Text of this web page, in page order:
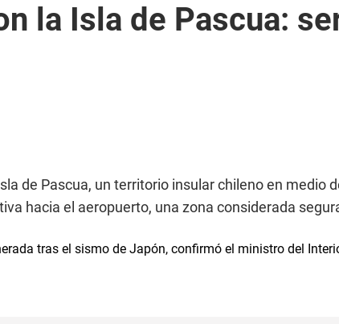
la Isla de Pascua:
de Pascua, un territorio insular chileno en medio
hacia el aeropuerto, una zona considerada
tras el sismo de Japón, confirmó el ministro del